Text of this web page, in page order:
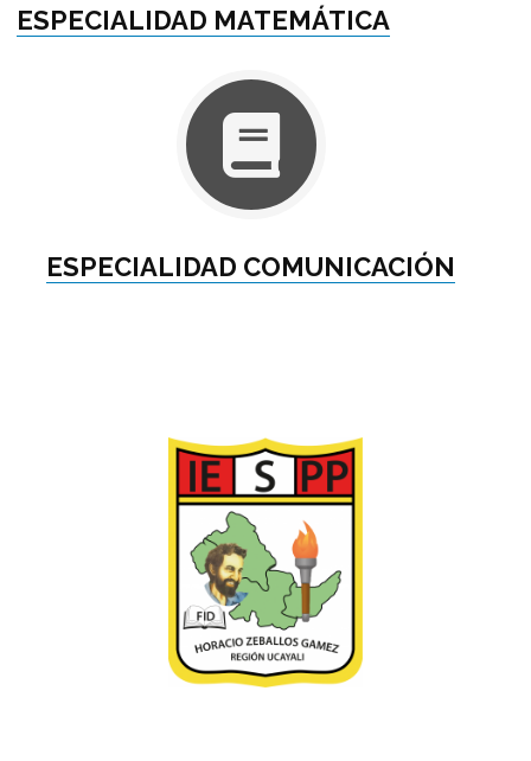
ESPECIALIDAD MATEMÁTICA
ESPECIALIDAD COMUNICACIÓN